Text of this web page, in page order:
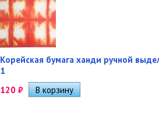
Корейская бумага ханди ручной
1
120 ₽